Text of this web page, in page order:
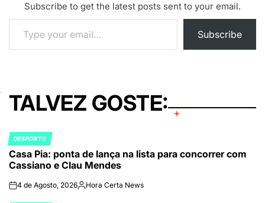
Subscribe to get the latest posts sent to your email.
Type your email…
Subscribe
TALVEZ GOSTE:
POSTED
IN
DESPORTO
Casa Pia: ponta de lança na lista para concorrer com
Cassiano e Clau Mendes
on4 de Agosto, 2026Publicado
Hora Certa News